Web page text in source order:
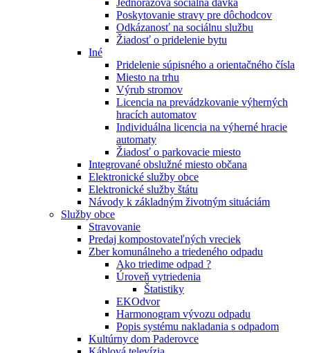
Jednorázová sociálna dávka
Poskytovanie stravy pre dôchodcov
Odkázanosť na sociálnu službu
Žiadosť o pridelenie bytu
Iné
Pridelenie súpisného a orientačného čísla
Miesto na trhu
Výrub stromov
Licencia na prevádzkovanie výherných
hracích automatov
Individuálna licencia na výherné hracie
automaty
Žiadosť o parkovacie miesto
Integrované obslužné miesto občana
Elektronické služby obce
Elektronické služby štátu
Návody k základným životným situáciám
Služby obce
Stravovanie
Predaj kompostovateľných vreciek
Zber komunálneho a triedeného odpadu
Ako triedime odpad ?
Úroveň vytriedenia
Štatistiky
EKOdvor
Harmonogram vývozu odpadu
Popis systému nakladania s odpadom
Kultúrny dom Paderovce